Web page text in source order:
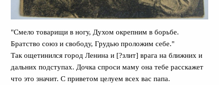
"Смело товарищи в ногу, Духом окрепним в борьбе.
Братство союз и свободу, Грудью проложим себе."
Так ощетинился город Ленина и [?злит] врага на ближних и
дальних подступах. Дочка спроси маму она тебе расскажет
что это значит. С приветом целуем всех вас папа.